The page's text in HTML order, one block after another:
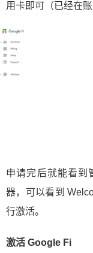
用卡即可（已经在
申请完后就能看到
器，可以看到
行激活。
激活 Google Fi